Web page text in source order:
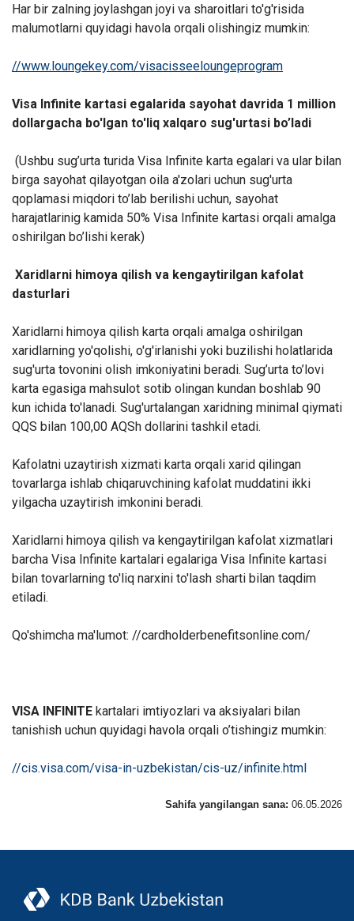
Har bir zalning joylashgan joyi va sharoitlari to'g'risida
malumotlarni quyidagi havola orqali olishingiz mumkin:
//www.loungekey.com/visacisseeloungeprogram
Visa Infinite kartasi egalarida sayohat davrida 1 million
dollargacha bo'lgan to'liq xalqaro sug'urtasi bo’ladi
(Ushbu sug’urta turida Visa Infinite karta egalari va ular bilan
birga sayohat qilayotgan oila a'zolari uchun sug'urta
qoplamasi miqdori to’lab berilishi uchun, sayohat
harajatlarinig kamida 50% Visa Infinite kartasi orqali amalga
oshirilgan bo’lishi kerak)
Xaridlarni himoya qilish va kengaytirilgan kafolat
dasturlari
Xaridlarni himoya qilish karta orqali amalga oshirilgan
xaridlarning yo'qolishi, o'g'irlanishi yoki buzilishi holatlarida
sug'urta tovonini olish imkoniyatini beradi. Sug’urta to’lovi
karta egasiga mahsulot sotib olingan kundan boshlab 90
kun ichida to'lanadi. Sug'urtalangan xaridning minimal qiymati
QQS bilan 100,00 AQSh dollarini tashkil etadi.
Kafolatni uzaytirish xizmati karta orqali xarid qilingan
tovarlarga ishlab chiqaruvchining kafolat muddatini ikki
yilgacha uzaytirish imkonini beradi.
Xaridlarni himoya qilish va kengaytirilgan kafolat xizmatlari
barcha Visa Infinite kartalari egalariga Visa Infinite kartasi
bilan tovarlarning to'liq narxini to'lash sharti bilan taqdim
etiladi.
Qo'shimcha ma'lumot: //cardholderbenefitsonline.com/
VISA INFINITE kartalari imtiyozlari va aksiyalari bilan
tanishish uchun quyidagi havola orqali o’tishingiz mumkin:
//cis.visa.com/visa-in-uzbekistan/cis-uz/infinite.html
Sahifa yangilangan sana: 06.05.2026